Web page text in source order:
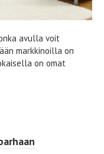
avulla voit
markkinoilla on
on omat